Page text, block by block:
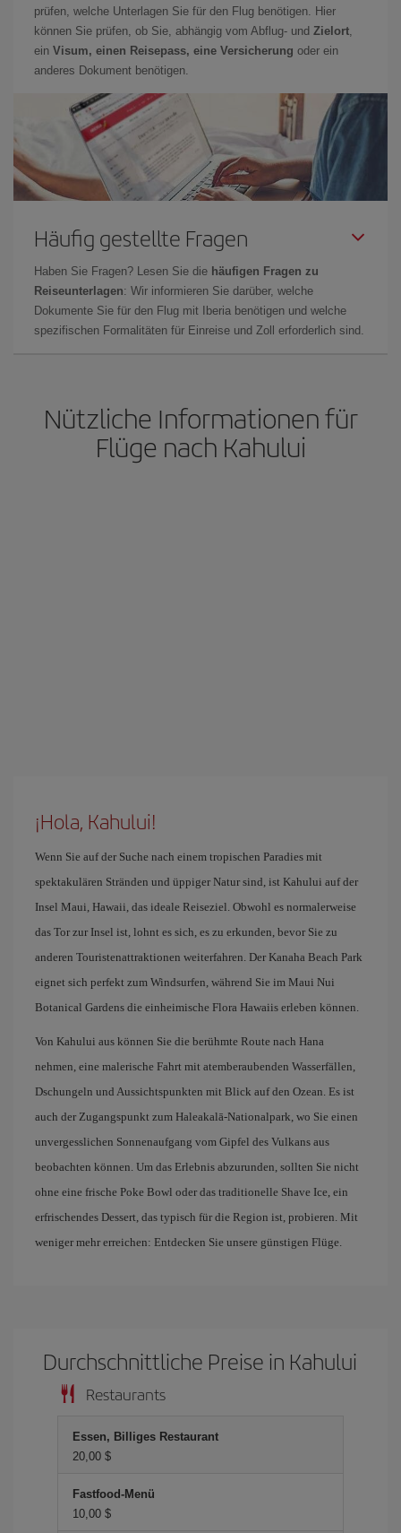
prüfen, welche Unterlagen Sie für den Flug benötigen. Hier
können Sie prüfen, ob Sie, abhängig vom Abflug- und Zielort,
ein Visum, einen Reisepass, eine Versicherung oder ein
anderes Dokument benötigen.
Häufig gestellte Fragen
Haben Sie Fragen? Lesen Sie die häufigen Fragen zu
Reiseunterlagen: Wir informieren Sie darüber, welche
Dokumente Sie für den Flug mit Iberia benötigen und welche
spezifischen Formalitäten für Einreise und Zoll erforderlich sind.
Nützliche Informationen für
Flüge nach Kahului
¡Hola, Kahului!
Wenn Sie auf der Suche nach einem tropischen Paradies mit
spektakulären Stränden und üppiger Natur sind, ist Kahului auf der
Insel Maui, Hawaii, das ideale Reiseziel. Obwohl es normalerweise
das Tor zur Insel ist, lohnt es sich, es zu erkunden, bevor Sie zu
anderen Touristenattraktionen weiterfahren. Der Kanaha Beach Park
eignet sich perfekt zum Windsurfen, während Sie im Maui Nui
Botanical Gardens die einheimische Flora Hawaiis erleben können.
Von Kahului aus können Sie die berühmte Route nach Hana
nehmen, eine malerische Fahrt mit atemberaubenden Wasserfällen,
Dschungeln und Aussichtspunkten mit Blick auf den Ozean. Es ist
auch der Zugangspunkt zum Haleakalā-Nationalpark, wo Sie einen
unvergesslichen Sonnenaufgang vom Gipfel des Vulkans aus
beobachten können. Um das Erlebnis abzurunden, sollten Sie nicht
ohne eine frische Poke Bowl oder das traditionelle Shave Ice, ein
erfrischendes Dessert, das typisch für die Region ist, probieren. Mit
weniger mehr erreichen: Entdecken Sie unsere günstigen Flüge.
Durchschnittliche Preise in Kahului
Restaurants
Essen, Billiges Restaurant
20,00 $
Fastfood-Menü
10,00 $